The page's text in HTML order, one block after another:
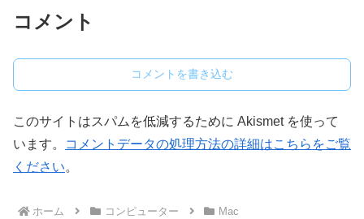
コメント
コメントを書き込む
このサイトはスパムを低減するために Akismet を使って
います。
コメントデータの処理方法の詳細はこちらをご覧
ください。
ホーム コンピューター Mac